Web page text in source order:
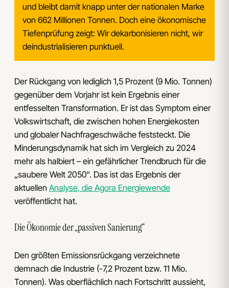
und bleibt damit knapp unter der nationalen Marke
von 662 Millionen Tonnen. Doch eine ökonomische
Tiefenprüfung zeigt: Wir dekarbonisieren nicht, wir
deindustrialisieren punktuell.
Der Rückgang von lediglich 1,5 Prozent (9 Mio. Tonnen)
gegenüber dem Vorjahr ist kein Ergebnis einer
entfesselten Transformation. Er ist das Symptom einer
Volkswirtschaft, die zwischen hohen Energiekosten
und globaler Nachfrageschwäche feststeckt. Die
Minderungsdynamik hat sich im Vergleich zu 2024
mehr als halbiert – ein gefährlicher Trendbruch für die
„saubere Welt 2050“. Das ist das Ergebnis der
aktuellen Analyse, die Agora Energiewende
veröffentlicht hat.
Die Ökonomie der „passiven Sanierung“
Den größten Emissionsrückgang verzeichnete
demnach die Industrie (-7,2 Prozent bzw. 11 Mio.
Tonnen). Was oberflächlich nach Fortschritt aussieht,